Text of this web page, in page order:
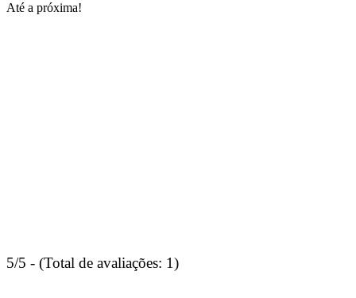
Até a próxima!
5/5 - (Total de avaliações: 1)